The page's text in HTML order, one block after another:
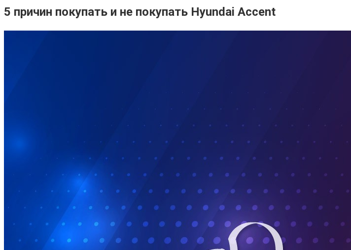
5 причин покупать и не покупать Hyundai Accent